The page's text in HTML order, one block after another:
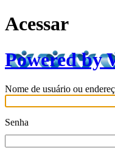
Acessar
Powered by
Nome de usuário ou
Senha